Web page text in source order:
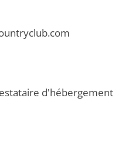
d'hébergement